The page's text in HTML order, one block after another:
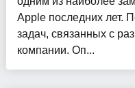
Apple последних лет.
задач, связанных с
компании. Оп...